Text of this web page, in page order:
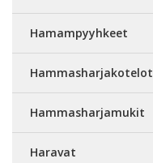
Hamampyyhkeet
Hammasharjakotelot
Hammasharjamukit
Haravat